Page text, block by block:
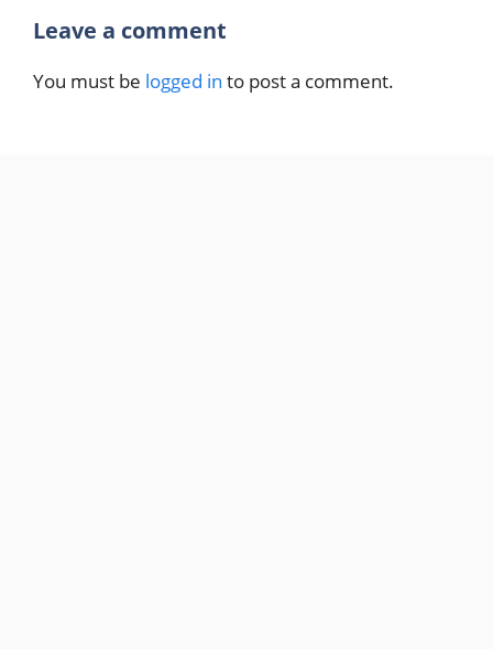
Leave a comment
You must be logged in to post a comment.